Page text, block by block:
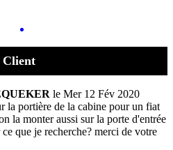
Client
le Mer 12 Fév 2020
la portière de la cabine pour un fiat
la monter aussi sur la porte d'entrée
que je recherche? merci de votre